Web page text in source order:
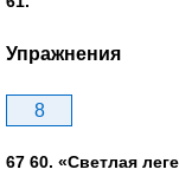
Упражнения
8
67 60. «Светлая